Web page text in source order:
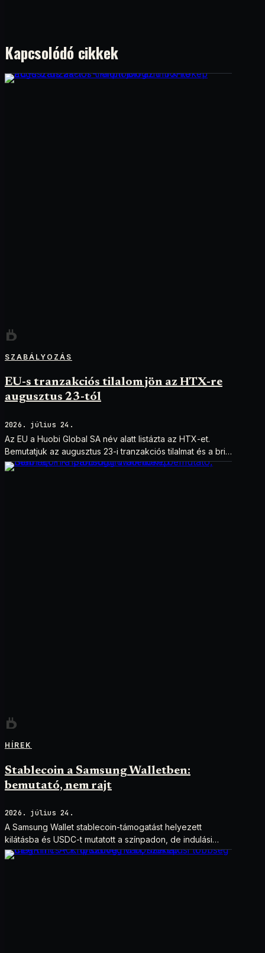
Kapcsolódó cikkek
SZABÁLYOZÁS
EU-s tranzakciós tilalom jön az HTX-re
augusztus 23-tól
2026. július 24.
Az EU a Huobi Global SA név alatt listázta az HTX-et.
Bemutatjuk az augusztus 23-i tranzakciós tilalmat és a brit
szankciók eltérését.
HÍREK
Stablecoin a Samsung Walletben:
bemutató, nem rajt
2026. július 24.
A Samsung Wallet stablecoin-támogatást helyezett
kilátásba és USDC-t mutatott a színpadon, de indulási
dátum és technikai részletek nélkül.